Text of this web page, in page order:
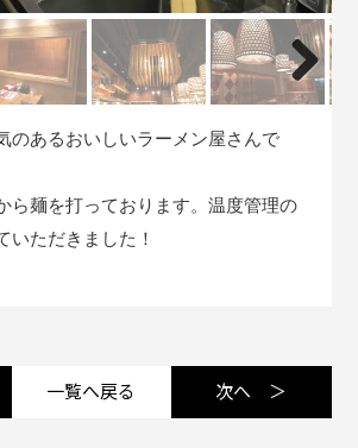
Next
のあるおいしいラーメン屋さんで
ら麺を打っております。温度管理の
いただきました！
一覧へ戻る 次へ ＞